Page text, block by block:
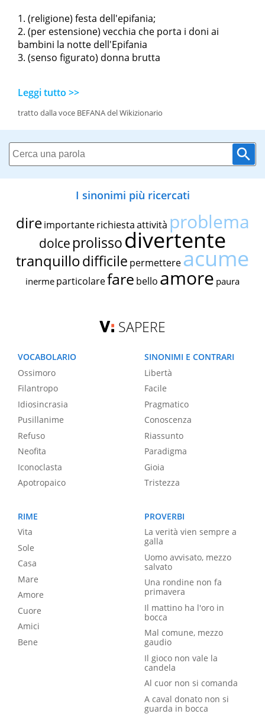
(religione) festa dell'epifania;
(per estensione) vecchia che porta i doni ai
bambini la notte dell'Epifania
(senso figurato) donna brutta
Leggi tutto >>
tratto dalla voce BEFANA del Wikizionario
I sinonimi più ricercati
dire importante richiestaattività problema
dolce prolissodivertente
tranquillodifficile permettereacume
inerme particolarefare bello amore paura
SAPERE
VOCABOLARIO
Ossimoro
Filantropo
Idiosincrasia
Pusillanime
Refuso
Neofita
Iconoclasta
Apotropaico
SINONIMI E CONTRARI
Libertà
Facile
Pragmatico
Conoscenza
Riassunto
Paradigma
Gioia
Tristezza
RIME
Vita
Sole
Casa
Mare
Amore
Cuore
Amici
Bene
PROVERBI
La verità vien sempre a
galla
Uomo avvisato, mezzo
salvato
Una rondine non fa
primavera
Il mattino ha l'oro in
bocca
Mal comune, mezzo
gaudio
Il gioco non vale la
candela
Al cuor non si comanda
A caval donato non si
guarda in bocca